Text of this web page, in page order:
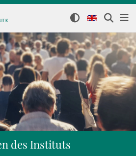
des Instituts